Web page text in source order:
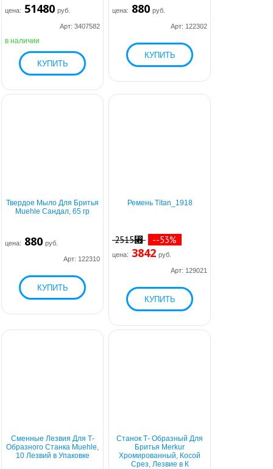
цена: 51480 руб.
Арт: 3407582
в наличии
цена: 880 руб.
Арт: 122302
Твердое Мыло Для Бритья
Muehle Сандал, 65 гр
цена: 880 руб.
Арт: 122310
Ремень Titan_1918
2515⃏ --53%
цена: 3842 руб.
Арт: 129021
Сменные Лезвия Для Т-
Образного Станка Muehle,
10 Лезвий в Упаковке
Станок Т- Образный Для
Бритья Merkur
Хромированный, Косой
Срез, Лезвие в К